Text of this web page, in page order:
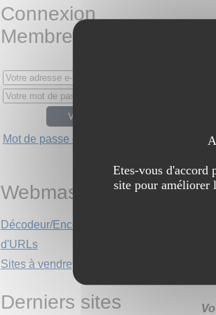
Connexion
Membres
Mot de passe oublié ?
Webmasters
Décodeur/Encodeur
d'URLs
Sites à vendre
Derniers sites
Etes-vous d'accord
site pour améliorer